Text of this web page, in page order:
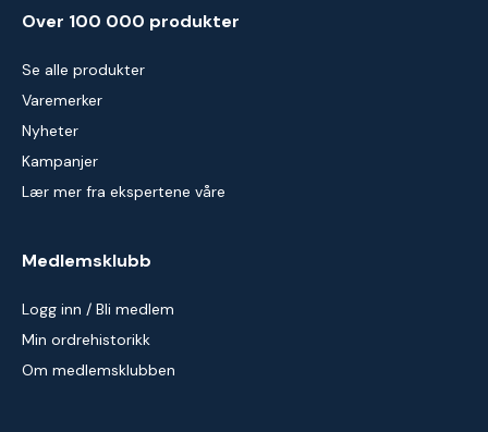
Over 100 000 produkter
Se alle produkter
Varemerker
Nyheter
Kampanjer
Lær mer fra ekspertene våre
Medlemsklubb
Logg inn / Bli medlem
Min ordrehistorikk
Om medlemsklubben